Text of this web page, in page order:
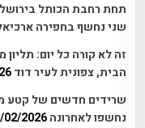
תחת רחבת הכותל
שני נחשף בחפירה
זה לא קורה כל יום:
הבית, צפונית לעיר דוד
שרידים חדשים של קטע
נחשפו לאחרונה 02/2026